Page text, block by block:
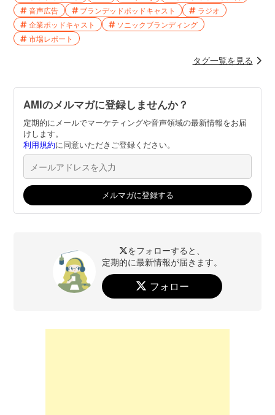
音声広告
ブランデッドポッドキャスト
ラジオ
企業ポッドキャスト
ソニックブランディング
市場レポート
タグ一覧を見る
AMIのメルマガに登録しませんか？
定期的にメールでマーケティングや音声領域の最新情報をお届
けします。
利用規約に同意いただきご登録ください。
をフォローすると、
定期的に最新情報が届きます。
フォロー